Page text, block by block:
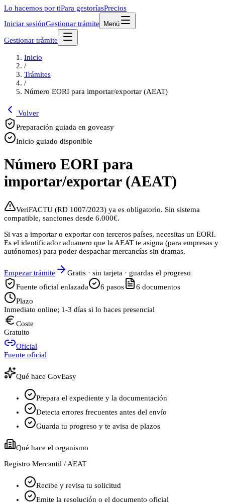
Lo hacemos por tiPara gestoríasPrecios
Iniciar sesiónGestionar trámite Menú
Gestionar trámite
Inicio
/
Trámites
/
Número EORI para importar/exportar (AEAT)
Volver
Preparación guiada en goveasy
Inicio guiado disponible
Número EORI para
importar/exportar (AEAT)
VeriFACTU (RD 1007/2023) ya es obligatorio. Sin sistema
compatible, sanciones desde 6.000€.
Si vas a importar o exportar con terceros países, necesitas un EORI.
Es el identificador aduanero que la AEAT te asigna (para empresas y
autónomos) para poder despachar mercancías sin dramas.
Empezar trámite
Gratis · sin tarjeta · guardas el progreso
Fuente oficial enlazada
6 pasos 6 documentos
Plazo
Inmediato online; 1-3 días si lo haces presencial
Coste
Gratuito
Oficial
Fuente oficial
Qué hace GovEasy
Prepara el expediente y la documentación
Detecta errores frecuentes antes del envío
Guarda tu progreso y te avisa de plazos
Qué hace el organismo
Registro Mercantil / AEAT
Recibe y revisa tu solicitud
Emite la resolución o el documento oficial